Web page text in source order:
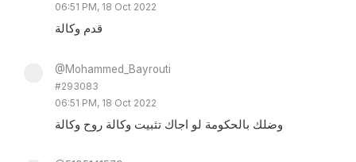
06:51 PM, 18 Oct 2022
قدم وكالة
@Mohammed_Bayrouti
#293083
06:51 PM, 18 Oct 2022
وضلك بالحكومة لو اجاك تثبيت وكالة روح وكالة